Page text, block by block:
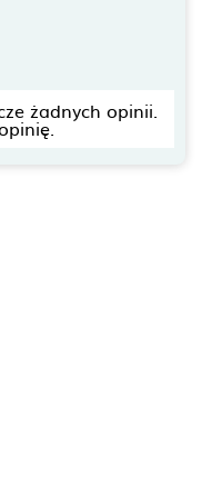
żadnych opinii.